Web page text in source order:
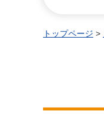
トップページ >